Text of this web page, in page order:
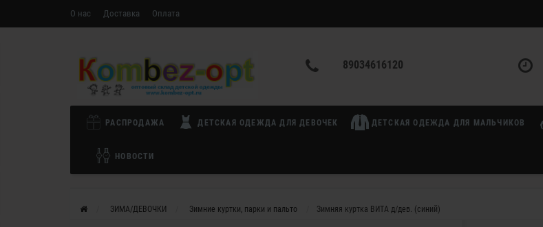
О нас Доставка Оплата
89034616120
РАСПРОДАЖА ДЕТСКАЯ ОДЕЖДА ДЛЯ ДЕВОЧЕК ДЕТСКАЯ ОДЕЖДА ДЛЯ МАЛЬЧИКОВ
НОВОСТИ
ЗИМА/ДЕВОЧКИ Зимние куртки, парки и пальто Зимняя куртка ВИТА д/дев. (синий)